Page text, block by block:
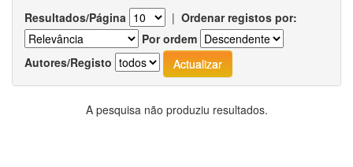
Resultados/Página | Ordenar registos por:
Por ordem
Autores/Registo
A pesquisa não produziu resultados.